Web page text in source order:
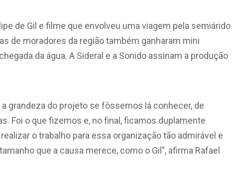
de Gil e filme que envolveu uma viagem pela semiárido
de moradores da região também ganharam mini
da água. A Sideral e a Sonido assinam a produção
grandeza do projeto se fôssemos lá conhecer, de
Foi o que fizemos e, no final, ficamos duplamente
o trabalho para essa organização tão admirável e
que a causa merece, como o Gil”, afirma Rafael